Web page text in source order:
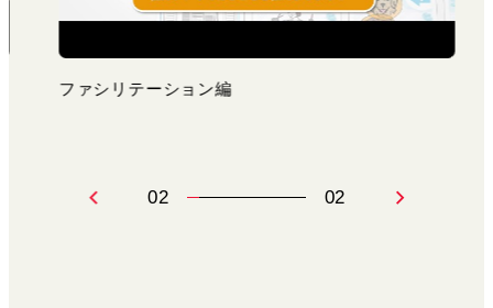
ファシリテーション編
02 02